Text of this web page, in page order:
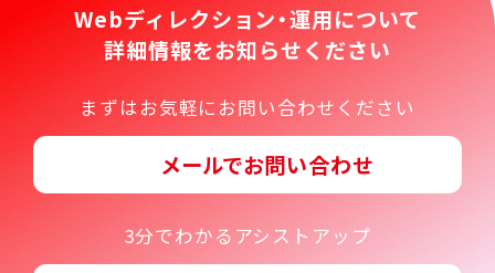
企業ご担当者様へ
About
私たちの目指すもの
Recruit
求職者の方へ
Webディレクション・運用について
詳細情報をお知らせください
まずはお気軽にお問い合わせください
メールでお問い合わせ
3分でわかるアシストアップ